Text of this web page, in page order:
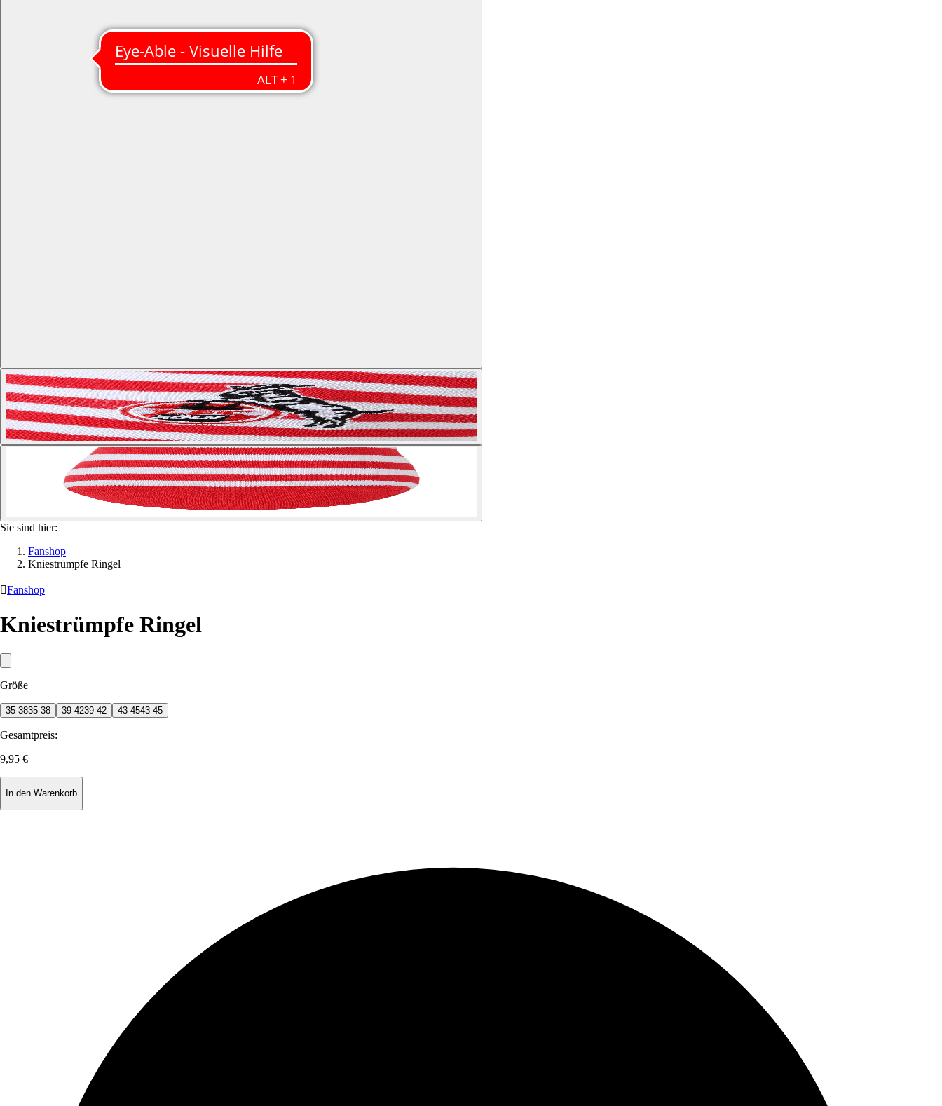
Sie sind hier:
Fanshop
Kniestrümpfe Ringel
Fanshop
Kniestrümpfe Ringel
Größe
35-3835-38 39-4239-42 43-4543-45
Gesamtpreis:
9,95 €
In den Warenkorb